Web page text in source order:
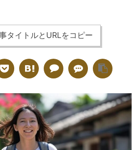
タイトルとURLをコピー